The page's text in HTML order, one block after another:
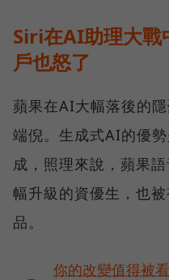
Siri在AI助理大
戶也怒了
蘋果在AI大幅落後的
端倪。生成式AI的優
成，照理來說，蘋果
幅升級的資優生，也
品。
你的改變值得被